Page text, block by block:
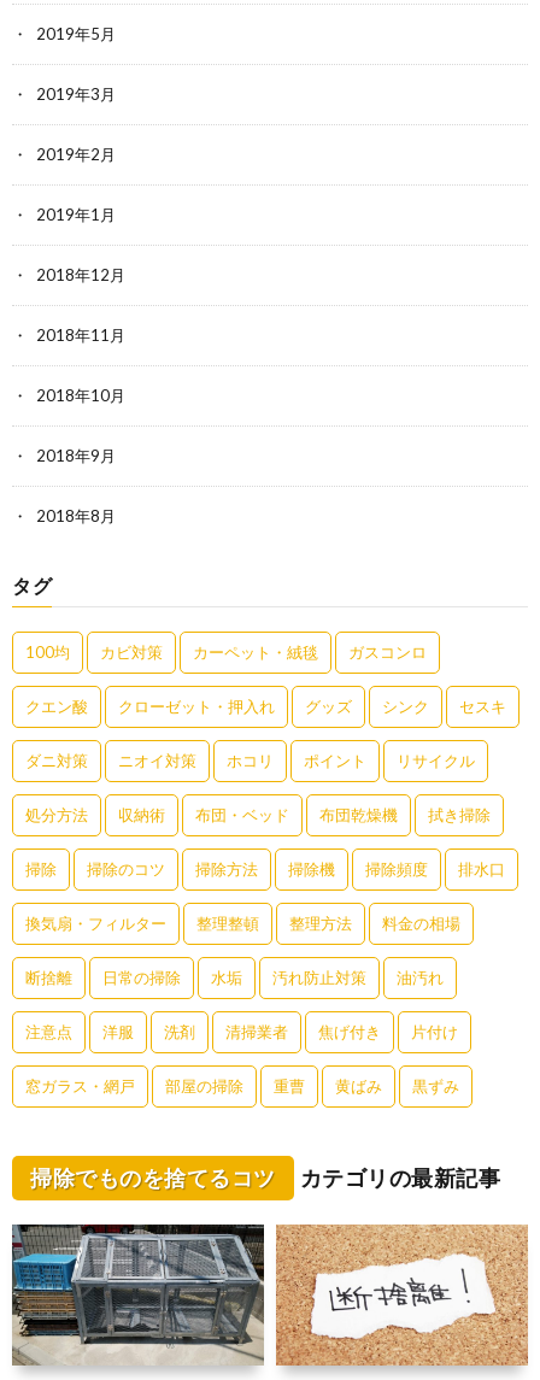
2019年5月
2019年3月
2019年2月
2019年1月
2018年12月
2018年11月
2018年10月
2018年9月
2018年8月
タグ
100均 カビ対策 カーペット・絨毯 ガスコンロ
クエン酸 クローゼット・押入れ グッズ シンク セスキ
ダニ対策 ニオイ対策 ホコリ ポイント リサイクル
処分方法 収納術 布団・ベッド 布団乾燥機 拭き掃除
掃除 掃除のコツ 掃除方法 掃除機 掃除頻度 排水口
換気扇・フィルター 整理整頓 整理方法 料金の相場
断捨離 日常の掃除 水垢 汚れ防止対策 油汚れ
注意点 洋服 洗剤 清掃業者 焦げ付き 片付け
窓ガラス・網戸 部屋の掃除 重曹 黄ばみ 黒ずみ
掃除でものを捨てるコツ カテゴリの最新記事